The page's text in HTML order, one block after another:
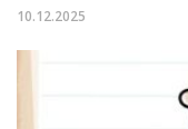
10.12.2025